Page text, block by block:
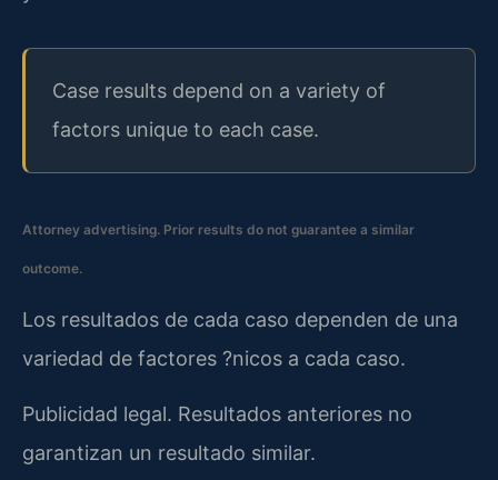
Case results depend on a variety of
factors unique to each case.
Attorney advertising. Prior results do not guarantee a similar
outcome.
Los resultados de cada caso dependen de una
variedad de factores ?nicos a cada caso.
Publicidad legal. Resultados anteriores no
garantizan un resultado similar.